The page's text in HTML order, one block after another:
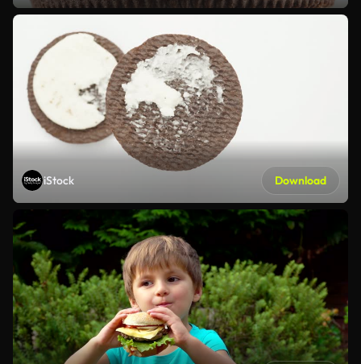
iStock Download